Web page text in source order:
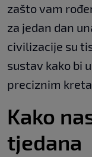
zašto vam
za jedan dan
civilizacije su
sustav kako bi
preciznim
Kako
tjedana